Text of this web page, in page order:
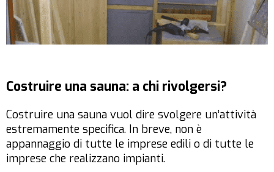
Costruire una sauna: a chi rivolgersi?
Costruire una sauna vuol dire svolgere un’attività
estremamente specifica. In breve, non è
appannaggio di tutte le imprese edili o di tutte le
imprese che realizzano impianti.